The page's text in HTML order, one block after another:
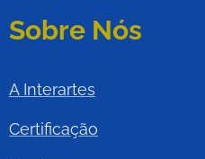
Sobre Nós
A Interartes
Certificação